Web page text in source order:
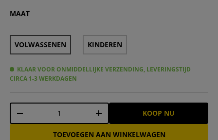
MAAT
VOLWASSENEN KINDEREN
KLAAR VOOR ONMIDDELLIJKE VERZENDING, LEVERINGSTIJD
CIRCA 1-3 WERKDAGEN
Aantal
-
+ KOOP NU
TOEVOEGEN AAN WINKELWAGEN